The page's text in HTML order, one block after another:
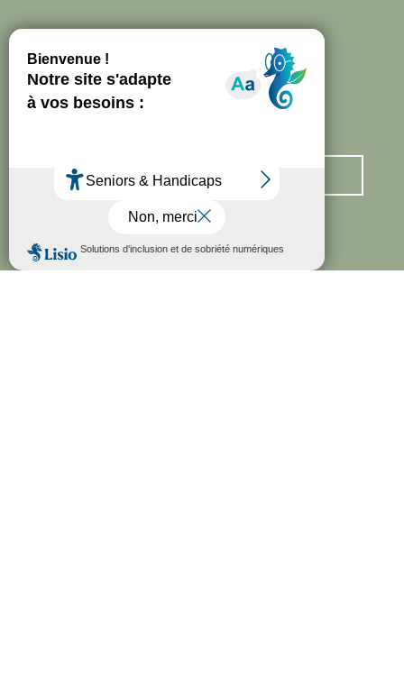
06250 MOUGINS
FRANCE
+33 (0) 4 92 92 14 00
Nous contacter